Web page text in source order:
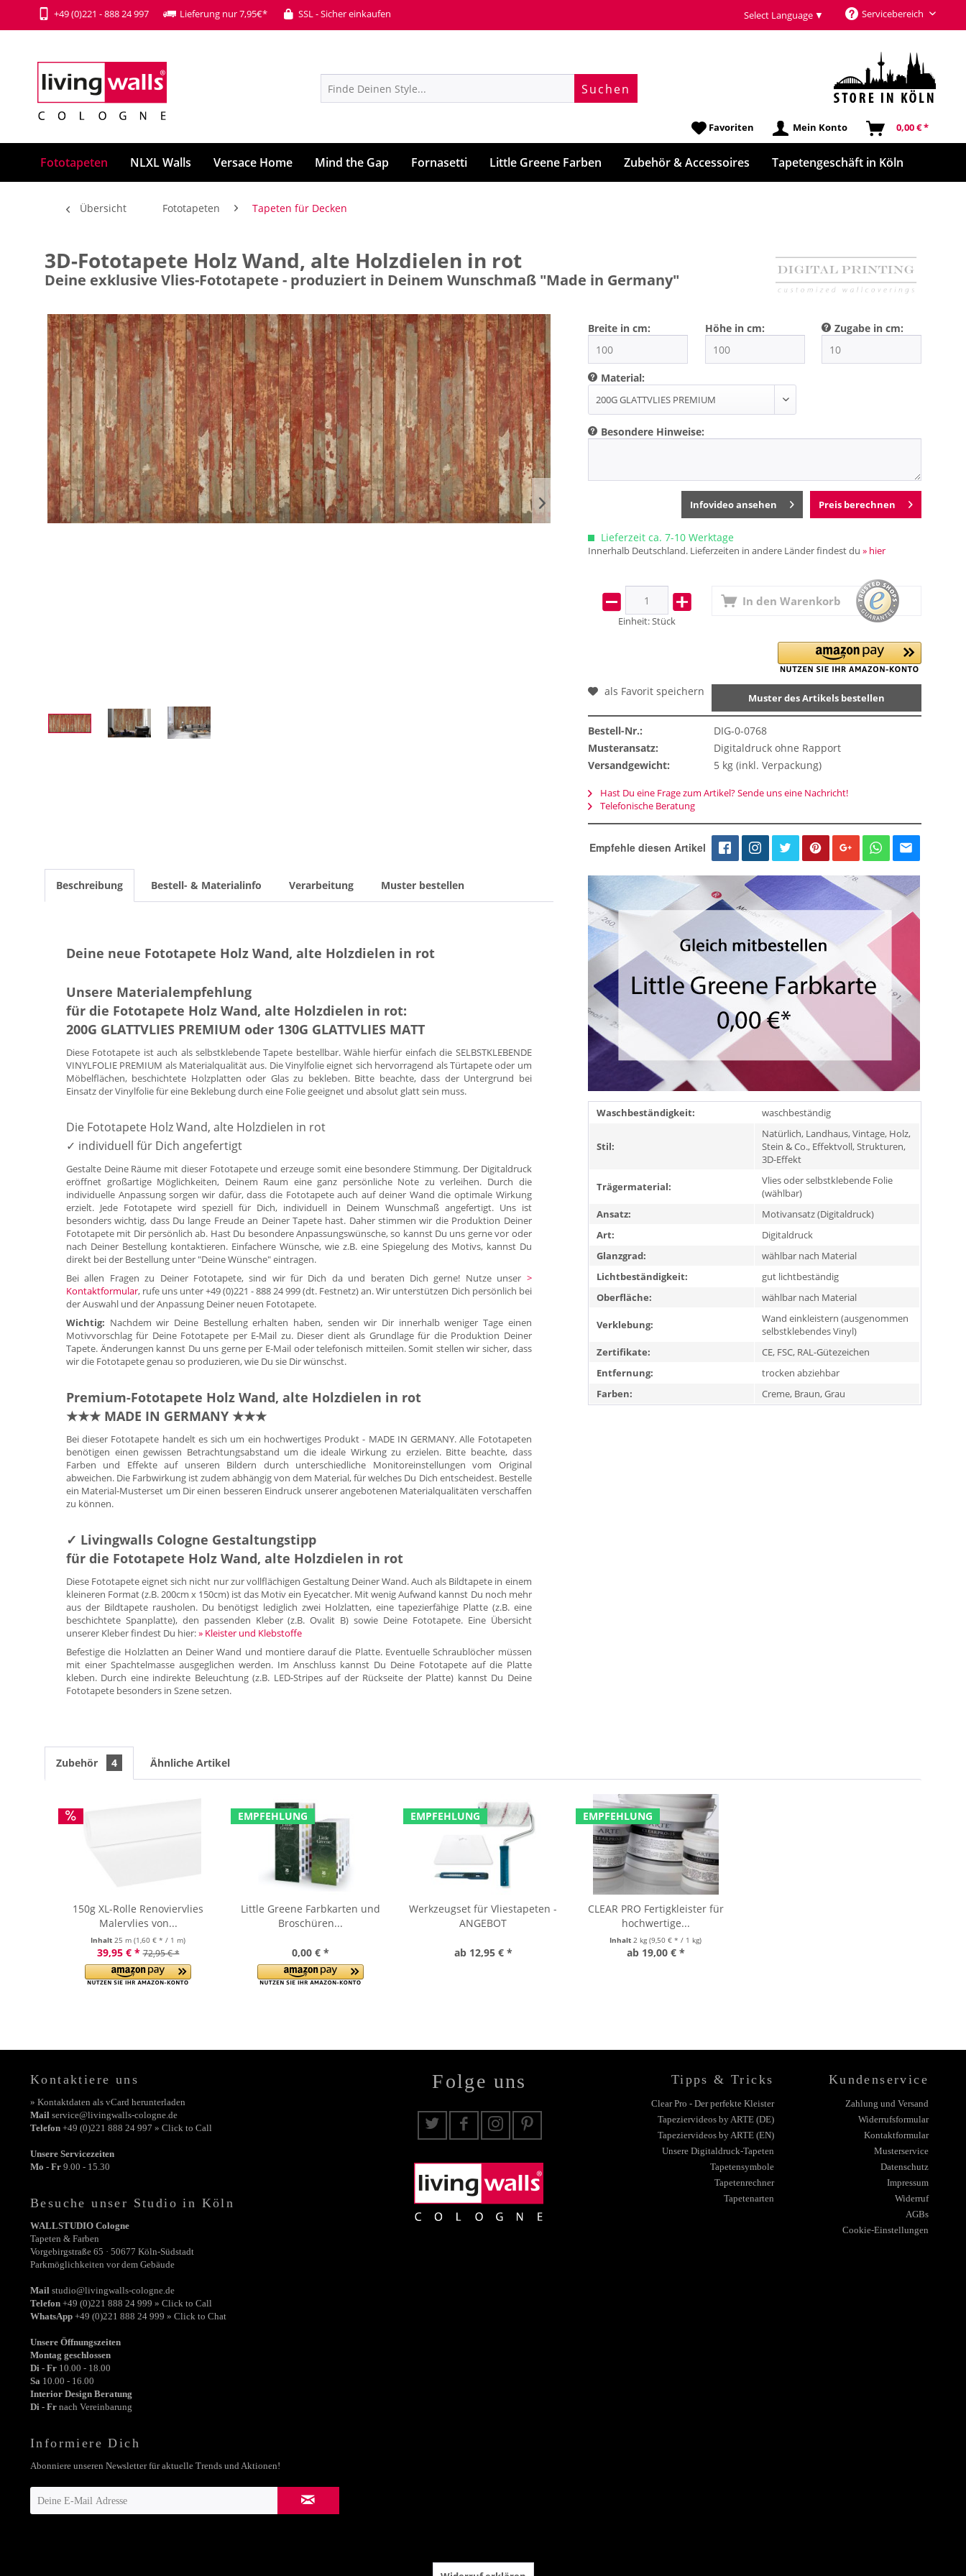
+49 (0)221 - 888 24 997 Lieferung nur 7,95€* SSL - Sicher einkaufen Servicebereich
Select Language ▼
Suchen
Favoriten Mein Konto 0,00 € *
Fototapeten NLXL Walls Versace Home Mind the Gap Fornasetti Little Greene Farben Zubehör & Accessoires Tapetengeschäft in Köln
Übersicht Fototapeten Tapeten für Decken
3D-Fototapete Holz Wand, alte Holzdielen in rot
Deine exklusive Vlies-Fototapete - produziert in Deinem Wunschmaß "Made in Germany"
Breite in cm: Höhe in cm: Zugabe in cm:
Material:
Besondere Hinweise:
Preis berechnen
Infovideo ansehen
Lieferzeit ca. 7-10 Werktage
Innerhalb Deutschland. Lieferzeiten in andere Länder findest du» hier
Einheit:Stück
In den Warenkorb
Muster des Artikels bestellen
als Favorit speichern
Bestell-Nr.:
DIG-0-0768
Musteransatz:
Digitaldruck ohne Rapport
Versandgewicht:
5 kg (inkl. Verpackung)
Hast Du eine Frage zum Artikel? Sende uns eine Nachricht!
Telefonische Beratung
Empfehle diesen Artikel
Waschbeständigkeit: waschbeständig
Stil:
Natürlich, Landhaus, Vintage, Holz,
Stein & Co., Effektvoll, Strukturen,
3D-Effekt
Trägermaterial:
Vlies oder selbstklebende Folie
(wählbar)
Ansatz:
Motivansatz (Digitaldruck)
Art:
Digitaldruck
Glanzgrad:
wählbar nach Material
Lichtbeständigkeit:
gut lichtbeständig
Oberfläche:
wählbar nach Material
Verklebung:
Wand einkleistern (ausgenommen
selbstklebendes Vinyl)
Zertifikate:
CE, FSC, RAL-Gütezeichen
Entfernung:
trocken abziehbar
Farben:
Creme, Braun, Grau
Beschreibung Bestell- & Materialinfo Verarbeitung Muster bestellen
Deine neue Fototapete Holz Wand, alte Holzdielen in rot
Unsere Materialempfehlung
für die Fototapete Holz Wand, alte Holzdielen in rot:
200G GLATTVLIES PREMIUM oder 130G GLATTVLIES MATT
Diese Fototapete ist auch als selbstklebende Tapete bestellbar. Wähle hierfür einfach die SELBSTKLEBENDE
VINYLFOLIE PREMIUM als Materialqualität aus. Die Vinylfolie eignet sich hervorragend als Türtapete oder um
Möbelflächen, beschichtete Holzplatten oder Glas zu bekleben. Bitte beachte, dass der Untergrund bei
Einsatz der Vinylfolie für eine Beklebung durch eine Folie geeignet und absolut glatt sein muss.
Die Fototapete Holz Wand, alte Holzdielen in rot
✓ individuell für Dich angefertigt
Gestalte Deine Räume mit dieser Fototapete und erzeuge somit eine besondere Stimmung. Der Digitaldruck
eröffnet großartige Möglichkeiten, Deinem Raum eine ganz persönliche Note zu verleihen. Durch die
individuelle Anpassung sorgen wir dafür, dass die Fototapete auch auf deiner Wand die optimale Wirkung
erzielt. Jede Fototapete wird speziell für Dich, individuell in Deinem Wunschmaß angefertigt. Uns ist
besonders wichtig, dass Du lange Freude an Deiner Tapete hast. Daher stimmen wir die Produktion Deiner
Fototapete mit Dir persönlich ab. Hast Du besondere Anpassungswünsche, so kannst Du uns gerne vor oder
nach Deiner Bestellung kontaktieren. Einfachere Wünsche, wie z.B. eine Spiegelung des Motivs, kannst Du
direkt bei der Bestellung unter "Deine Wünsche" eintragen.
Bei allen Fragen zu Deiner Fototapete, sind wir für Dich da und beraten Dich gerne! Nutze unser >
Kontaktformular, rufe uns unter +49 (0)221 - 888 24 999 (dt. Festnetz) an. Wir unterstützen Dich persönlich bei
der Auswahl und der Anpassung Deiner neuen Fototapete.
Wichtig: Nachdem wir Deine Bestellung erhalten haben, senden wir Dir innerhalb weniger Tage einen
Motivvorschlag für Deine Fototapete per E-Mail zu. Dieser dient als Grundlage für die Produktion Deiner
Tapete. Änderungen kannst Du uns gerne per E-Mail oder telefonisch mitteilen. Somit stellen wir sicher, dass
wir die Fototapete genau so produzieren, wie Du sie Dir wünschst.
Premium-Fototapete Holz Wand, alte Holzdielen in rot
★★★ MADE IN GERMANY ★★★
Bei dieser Fototapete handelt es sich um ein hochwertiges Produkt - MADE IN GERMANY. Alle Fototapeten
benötigen einen gewissen Betrachtungsabstand um die ideale Wirkung zu erzielen. Bitte beachte, dass
Farben und Effekte auf unseren Bildern durch unterschiedliche Monitoreinstellungen vom Original
abweichen. Die Farbwirkung ist zudem abhängig von dem Material, für welches Du Dich entscheidest. Bestelle
ein Material-Musterset um Dir einen besseren Eindruck unserer angebotenen Materialqualitäten verschaffen
zu können.
✓ Livingwalls Cologne Gestaltungstipp
für die Fototapete Holz Wand, alte Holzdielen in rot
Diese Fototapete eignet sich nicht nur zur vollflächigen Gestaltung Deiner Wand. Auch als Bildtapete in einem
kleineren Format (z.B. 200cm x 150cm) ist das Motiv ein Eyecatcher. Mit wenig Aufwand kannst Du noch mehr
aus der Bildtapete rausholen. Du benötigst lediglich zwei Holzlatten, eine tapezierfähige Platte (z.B. eine
beschichtete Spanplatte), den passenden Kleber (z.B. Ovalit B) sowie Deine Fototapete. Eine Übersicht
unserer Kleber findest Du hier:» Kleister und Klebstoffe
Befestige die Holzlatten an Deiner Wand und montiere darauf die Platte. Eventuelle Schraublöcher müssen
mit einer Spachtelmasse ausgeglichen werden. Im Anschluss kannst Du Deine Fototapete auf die Platte
kleben. Durch eine indirekte Beleuchtung (z.B. LED-Stripes auf der Rückseite der Platte) kannst Du Deine
Fototapete besonders in Szene setzen.
Zubehör 4 Ähnliche Artikel
150g XL-Rolle Renoviervlies
Malervlies von...
Inhalt 25 m (1,60 € * / 1 m)
39,95 € * 72,95 € *
EMPFEHLUNG
Little Greene Farbkarten und
Broschüren...
0,00 € *
EMPFEHLUNG
Werkzeugset für Vliestapeten -
ANGEBOT
ab 12,95 € *
EMPFEHLUNG
CLEAR PRO Fertigkleister für
hochwertige...
Inhalt 2 kg (9,50 € * / 1 kg)
ab 19,00 € *
Kontaktiere uns
» Kontaktdaten als vCard herunterladen
Mail service@livingwalls-cologne.de
Telefon +49 (0)221 888 24 997 » Click to Call
Unsere Servicezeiten
Mo - Fr 9.00 - 15.30
Besuche unser Studio in Köln
WALLSTUDIO Cologne
Tapeten & Farben
Vorgebirgstraße 65 · 50677 Köln-Südstadt
Parkmöglichkeiten vor dem Gebäude
Mail studio@livingwalls-cologne.de
Telefon +49 (0)221 888 24 999 » Click to Call
WhatsApp +49 (0)221 888 24 999 » Click to Chat
Unsere Öffnungszeiten
Montag geschlossen
Di - Fr 10.00 - 18.00
Sa 10.00 - 16.00
Interior Design Beratung
Di - Fr nach Vereinbarung
Informiere Dich
Abonniere unseren Newsletter für aktuelle Trends und Aktionen!
Tipps & Tricks
Clear Pro - Der perfekte Kleister
Tapeziervideos by ARTE (DE)
Tapeziervideos by ARTE (EN)
Unsere Digitaldruck-Tapeten
Tapetensymbole
Tapetenrechner
Tapetenarten
Kundenservice
Zahlung und Versand
Widerrufsformular
Kontaktformular
Musterservice
Datenschutz
Impressum
Widerruf
AGBs
Cookie-Einstellungen
Folge uns